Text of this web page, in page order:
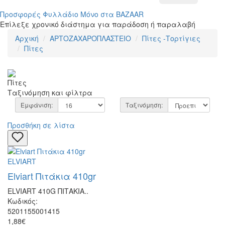
Προσφορές Φυλλάδιο Μόνο στα BAZAAR
Επίλεξε χρονικό διάστημα για παράδοση ή παραλαβή
Αρχική
ΑΡΤΟΖΑΧΑΡΟΠΛΑΣΤΕΙΟ
Πίτες -Τορτίγιες
Πίτες
Πίτες
Ταξινόμηση και φίλτρα
Ταξινόμηση:
Εμφάνιση:
Προσθήκη σε λίστα
ELVIART
Elviart Πιτάκια 410gr
ELVIART 410G ΠΙΤΑΚΙΑ..
Κωδικός:
5201155001415
1,88€